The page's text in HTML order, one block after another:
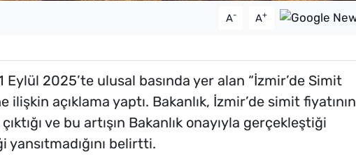
A- A+
Eylül 2025’te ulusal basında yer alan “İzmir’de Simit
ilişkin açıklama yaptı. Bakanlık, İzmir’de simit fiyatının
çıktığı ve bu artışın Bakanlık onayıyla gerçekleştiği
yansıtmadığını belirtti.